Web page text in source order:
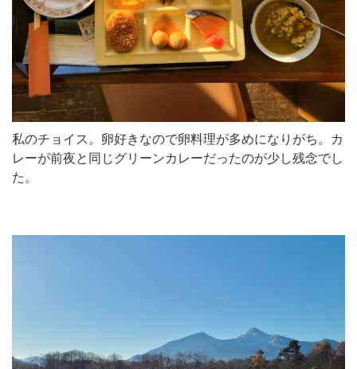
私のチョイス。卵好きなので卵料理が多めになりがち。カ
レーが前夜と同じグリーンカレーだったのが少し残念でし
た。